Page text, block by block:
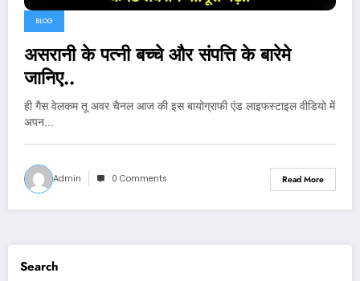
BLOG
असरानी के पत्नी बच्चे और संपत्ति के बारेमे
जानिए..
ही गैस वेलकम तू अवर चैनल आज की इस बायोग्राफी एंड लाइफस्टाइल वीडियो में
अपन…
Admin 0 Comments Read More
Search